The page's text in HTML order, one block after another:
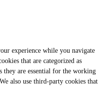
experience while you navigate
that are categorized as
they are essential for the working
also use third-party cookies that